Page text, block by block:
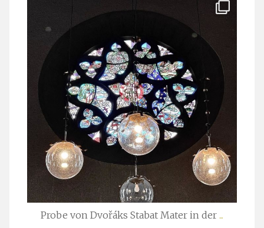
Apr. 1
Probe von Dvořáks Stabat Mater in der ...